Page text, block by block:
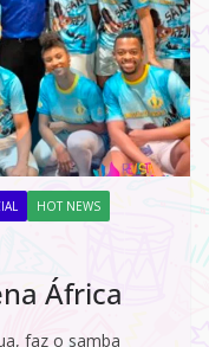
HOT NEWS
África
faz o samba